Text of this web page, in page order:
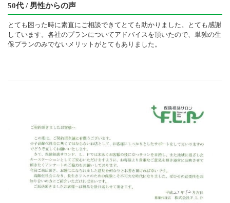
50代 / 男性からの声
とても困った時に素直にご相談できてとても助かりました。とても感謝
しています。各社のプランについてアドバイスを頂いたので、単独の生
保プランのみでないメリットがとてもありました。